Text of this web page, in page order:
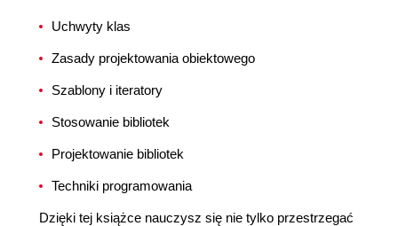
Uchwyty klas
Zasady projektowania obiektowego
Szablony i iteratory
Stosowanie bibliotek
Projektowanie bibliotek
Techniki programowania
Dzięki tej książce nauczysz się nie tylko przestrzegać